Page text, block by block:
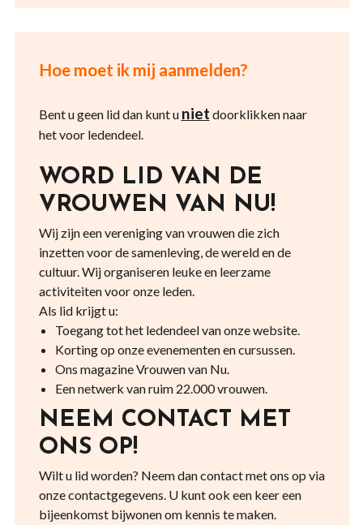
Hoe moet ik mij aanmelden?
Bent u geen lid dan kunt u niet doorklikken naar
het voor ledendeel.
WORD LID VAN DE
VROUWEN VAN NU!
Wij zijn een vereniging van vrouwen die zich
inzetten voor de samenleving, de wereld en de
cultuur. Wij organiseren leuke en leerzame
activiteiten voor onze leden.
Als lid krijgt u:
Toegang tot het ledendeel van onze website.
Korting op onze evenementen en cursussen.
Ons magazine Vrouwen van Nu.
Een netwerk van ruim 22.000 vrouwen.
NEEM CONTACT MET
ONS OP!
Wilt u lid worden? Neem dan contact met ons op via
onze contactgegevens. U kunt ook een keer een
bijeenkomst bijwonen om kennis te maken.